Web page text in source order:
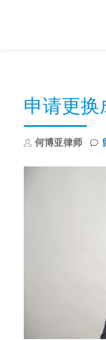
申请更换
何博亚律师